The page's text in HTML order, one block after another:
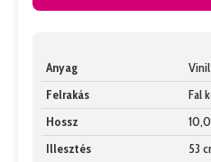
Anyag
Felrakás
Fal
Hossz
Illesztés
53